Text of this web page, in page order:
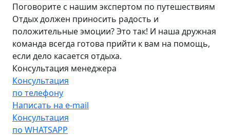
Поговорите с нашим экспертом по путешествиям
Отдых должен приносить радость и
положительные эмоции? Это так! И наша дружная
команда всегда готова прийти к вам на помощь,
если дело касается отдыха.
Консультация менеджера
Консультация
по телефону
Написать на e-mail
Консультация
по WHATSAPP